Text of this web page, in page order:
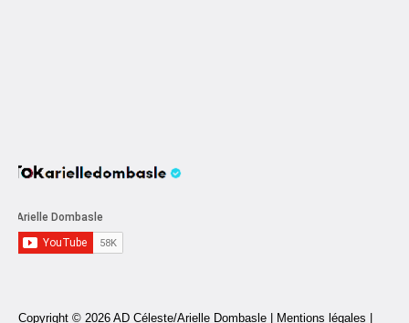
Copyright © 2026 AD Céleste/Arielle Dombasle | Mentions légales